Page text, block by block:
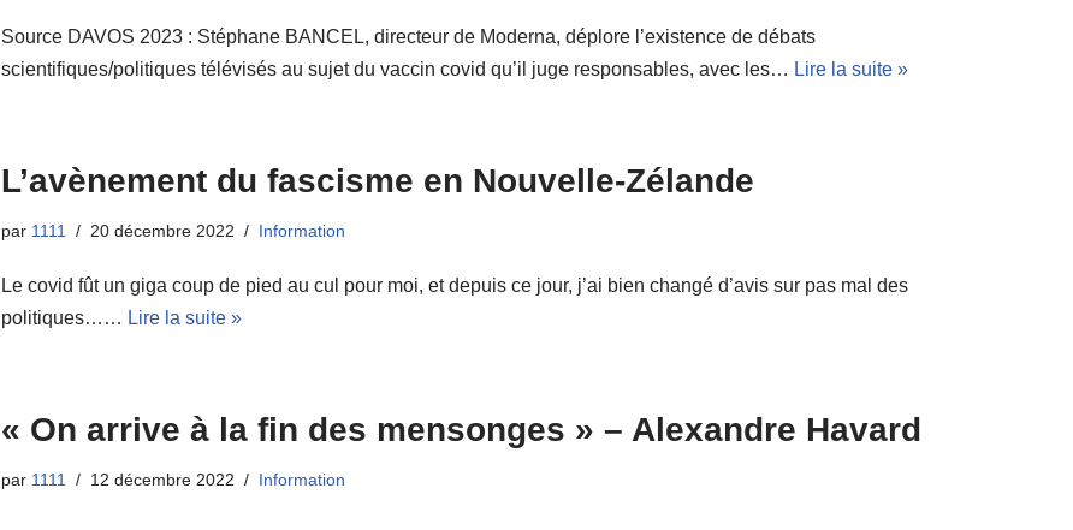
Source DAVOS 2023 : Stéphane BANCEL, directeur de Moderna, déplore l’existence de débats
scientifiques/politiques télévisés au sujet du vaccin covid qu’il juge responsables, avec les… Lire la suite »
L’avènement du fascisme en Nouvelle-Zélande
par 1111 20 décembre 2022 Information
Le covid fût un giga coup de pied au cul pour moi, et depuis ce jour, j’ai bien changé d’avis sur pas mal des
politiques…… Lire la suite »
« On arrive à la fin des mensonges » – Alexandre Havard
par 1111 12 décembre 2022 Information